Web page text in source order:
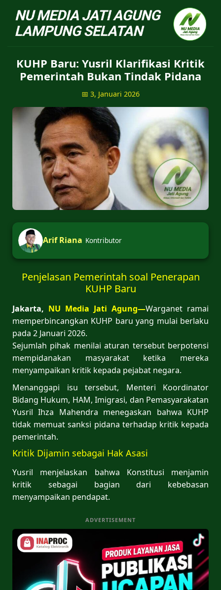
NU Jatiagung - Situs
KUHP Baru: Yusril Klarifikasi Kritik
Pemerintah Bukan Tindak Pidana
📅 3, Januari 2026
Arif Riana Kontributor
Penjelasan Pemerintah soal Penerapan
KUHP Baru
Jakarta, NU Media Jati Agung—Warganet ramai
memperbincangkan KUHP baru yang mulai berlaku
pada 2 Januari 2026.
Sejumlah pihak menilai aturan tersebut berpotensi
mempidanakan masyarakat ketika mereka
menyampaikan kritik kepada pejabat negara.
Menanggapi isu tersebut, Menteri Koordinator
Bidang Hukum, HAM, Imigrasi, dan Pemasyarakatan
Yusril Ihza Mahendra menegaskan bahwa KUHP
tidak memuat sanksi pidana terhadap kritik kepada
pemerintah.
Kritik Dijamin sebagai Hak Asasi
Yusril menjelaskan bahwa Konstitusi menjamin
kritik sebagai bagian dari kebebasan
menyampaikan pendapat.
ADVERTISEMENT